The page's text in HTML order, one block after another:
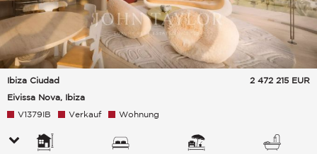
Ibiza Ciudad
Eivissa Nova, Ibiza
2 472 215 EUR
V1379IB Verkauf Wohnung